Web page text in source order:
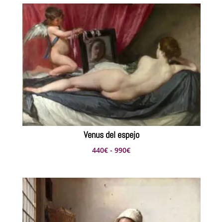
Venus del espejo
440€ - 990€Rango
precios:
hasta